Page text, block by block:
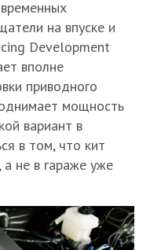
на впуске и
Development
вполне
приводного
мощность
вариант в
в том, что кит
не в гараже уже